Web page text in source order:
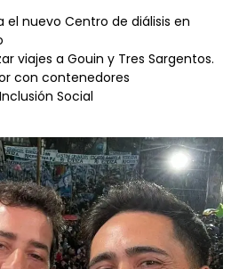
el nuevo Centro de diálisis en
viajes a Gouin y Tres Sargentos.
con contenedores
Social